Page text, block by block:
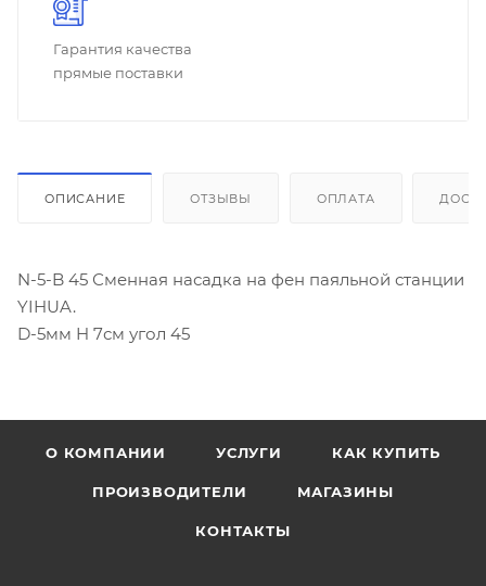
Гарантия качества
прямые поставки
ОПИСАНИЕ ОТЗЫВЫ ОПЛАТА
N-5-B 45 Сменная насадка на фен паяльной станции
YIHUA.
D-5мм H 7см угол 45
О КОМПАНИИ УСЛУГИ КАК КУПИТЬ
ПРОИЗВОДИТЕЛИ МАГАЗИНЫ
КОНТАКТЫ